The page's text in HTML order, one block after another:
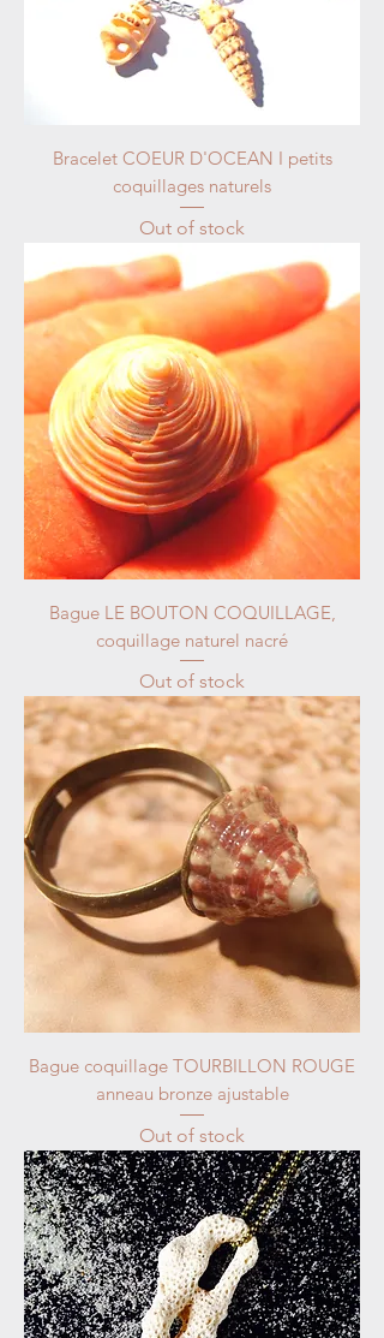
Bracelet COEUR D'OCEAN I petits
coquillages naturels
Out of stock
Bague LE BOUTON COQUILLAGE,
coquillage naturel nacré
Out of stock
Bague coquillage TOURBILLON ROUGE
anneau bronze ajustable
Out of stock